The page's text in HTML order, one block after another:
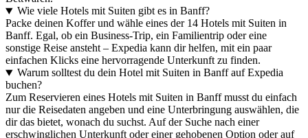
Wie viele Hotels mit Suiten gibt es in Banff?
Packe deinen Koffer und wähle eines der 14 Hotels mit Suiten in
Banff. Egal, ob ein Business-Trip, ein Familientrip oder eine
sonstige Reise ansteht – Expedia kann dir helfen, mit ein paar
einfachen Klicks eine hervorragende Unterkunft zu finden.
Warum solltest du dein Hotel mit Suiten in Banff auf Expedia
buchen?
Zum Reservieren eines Hotels mit Suiten in Banff musst du einfach
nur die Reisedaten angeben und eine Unterbringung auswählen, die
dir das bietet, wonach du suchst. Auf der Suche nach einer
erschwinglichen Unterkunft oder einer gehobenen Option oder auf